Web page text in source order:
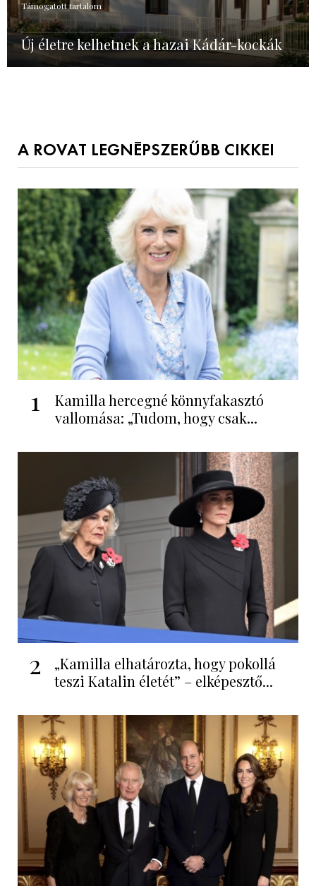
Támogatott tartalom
Új életre kelhetnek a hazai Kádár-kockák
A ROVAT LEGNÉPSZERŰBB CIKKEI
1
Kamilla hercegné könnyfakasztó
vallomása: „Tudom, hogy csak...
2
„Kamilla elhatározta, hogy pokollá
teszi Katalin életét” – elképesztő...